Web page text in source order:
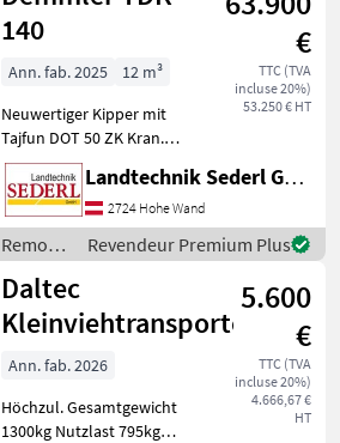
140
€
TTC (TVA
incluse 20%)
53.250 € HT
Ann. fab. 2025
12 m³
Neuwertiger Kipper mit
Tajfun DOT 50 ZK Kran.
Kran mit Euro-
Drehhebelsteuerung 4, 5 to.
Rotator und Holzgreifer GR
130 Pendelbremse Flap
Down Abstützung Kranse
Landtechnik Sederl GmbH
2724 Hohe Wand
Remorques
/
Demmler
Revendeur Premium Plus
Daltec
Kleinviehtransporter
5.600
€
TTC (TVA
incluse 20%)
4.666,67 €
HT
Ann. fab. 2026
Höchzul. Gesamtgewicht
1300kg Nutzlast 795kg